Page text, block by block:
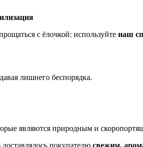
с ёлочкой: используйте наш
лишнего беспорядка.
являются природным и